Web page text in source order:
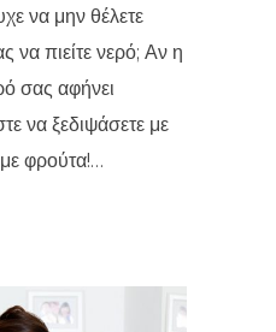
να μην θέλετε
να πιείτε νερό; Αν η
σας αφήνει
να ξεδιψάσετε με
φρούτα!…